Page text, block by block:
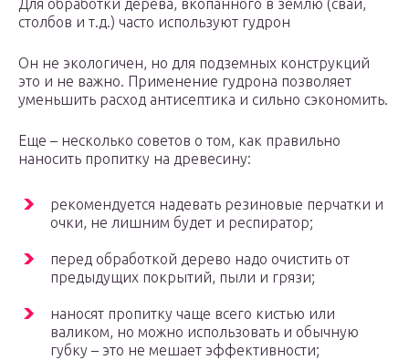
Для обработки дерева, вкопанного в землю (свай,
столбов и т.д.) часто используют гудрон
Он не экологичен, но для подземных конструкций
это и не важно. Применение гудрона позволяет
уменьшить расход антисептика и сильно сэкономить.
Еще – несколько советов о том, как правильно
наносить пропитку на древесину:
рекомендуется надевать резиновые перчатки и
очки, не лишним будет и респиратор;
перед обработкой дерево надо очистить от
предыдущих покрытий, пыли и грязи;
наносят пропитку чаще всего кистью или
валиком, но можно использовать и обычную
губку – это не мешает эффективности;